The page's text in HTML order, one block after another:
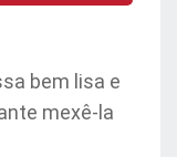
bem lisa e
mexê-la